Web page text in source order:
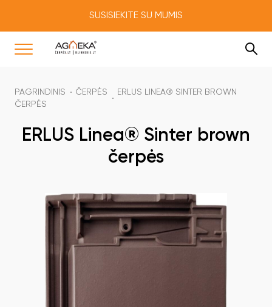
SUSISIEKITE SU MUMIS
PAGRINDINIS ČERPĖS
ERLUS LINEA® SINTER BROWN
ČERPĖS
ERLUS Linea® Sinter brown
čerpės